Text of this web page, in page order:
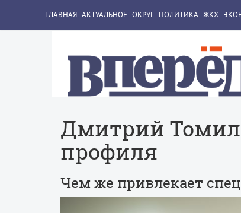
ГЛАВНАЯ АКТУАЛЬНОЕ ОКРУГ ПОЛИТИКА ЖКХ
Дмитрий
профиля
Чем же привлекает